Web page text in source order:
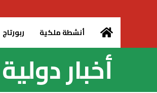
الرئيسية – MCG24
أنشطة ملكية ربورتاج
أخبار دولية